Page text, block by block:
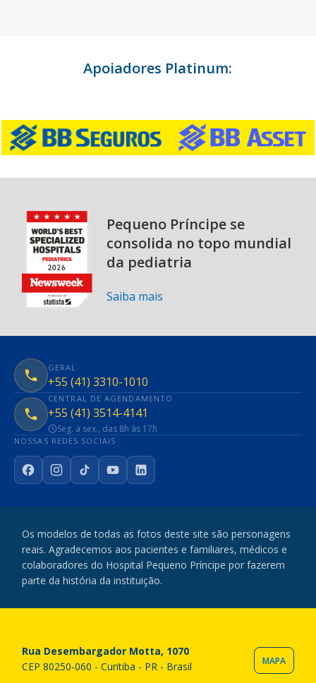
Apoiadores Platinum:
Pequeno Príncipe se
consolida no topo mundial
da pediatria
Saiba mais
GERAL
+55 (41) 3310-1010
CENTRAL DE AGENDAMENTO
+55 (41) 3514-4141
Seg. a sex., das 8h às 17h
NOSSAS REDES SOCIAIS
FacebookInstagram
TikTokYouTubeLinkedIn
Os modelos de todas as fotos deste site são personagens
reais. Agradecemos aos pacientes e familiares, médicos e
colaboradores do Hospital Pequeno Príncipe por fazerem
parte da história da instituição.
Rua Desembargador Motta, 1070
CEP 80250-060 - Curitiba - PR - Brasil
MAPA